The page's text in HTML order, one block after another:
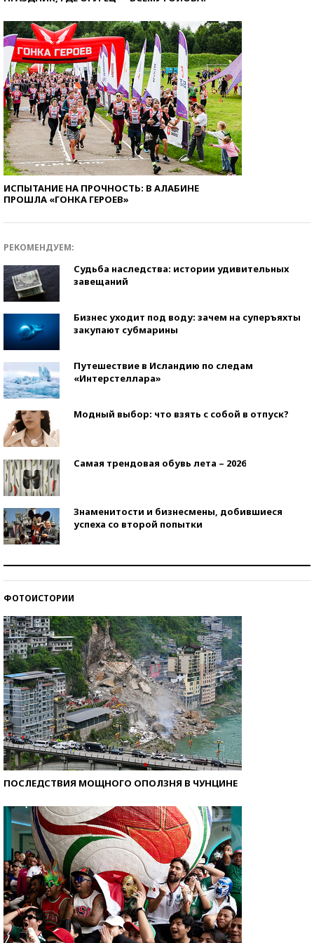
ИСПЫТАНИЕ НА ПРОЧНОСТЬ: В АЛАБИНЕ
ПРОШЛА «ГОНКА ГЕРОЕВ»
РЕКОМЕНДУЕМ:
Судьба наследства: истории удивительных
завещаний
Бизнес уходит под воду: зачем на суперъяхты
закупают субмарины
Путешествие в Исландию по следам
«Интерстеллара»
Модный выбор: что взять с собой в отпуск?
Самая трендовая обувь лета – 2026
Знаменитости и бизнесмены, добившиеся
успеха со второй попытки
ФОТОИСТОРИИ
ПОСЛЕДСТВИЯ МОЩНОГО ОПОЛЗНЯ В ЧУНЦИНЕ